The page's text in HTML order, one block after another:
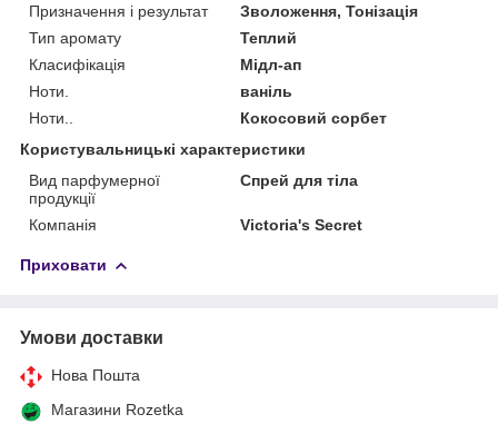
Призначення і результат
Зволоження, Тонізація
Тип аромату
Теплий
Класифікація
Мідл-ап
Ноти.
ваніль
Ноти..
Кокосовий сорбет
Користувальницькі характеристики
Вид парфумерної
продукції
Спрей для тіла
Компанія Victoria's Secret
Приховати
Умови доставки
Нова Пошта
Магазини Rozetka